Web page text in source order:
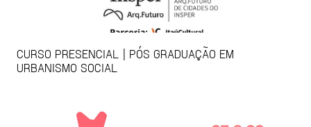
CURSO PRESENCIAL | PÓS GRADUAÇÃO EM
URBANISMO SOCIAL